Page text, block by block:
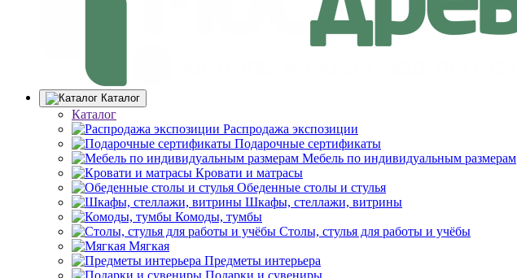
Каталог
Каталог
Распродажа экспозиции
Подарочные сертификаты
Мебель по индивидуальным размерам
Кровати и матрасы
Обеденные столы и стулья
Шкафы, стеллажи, витрины
Комоды, тумбы
Столы, стулья для работы и учёбы
Мягкая
Предметы интерьера
Подарки и сувениры